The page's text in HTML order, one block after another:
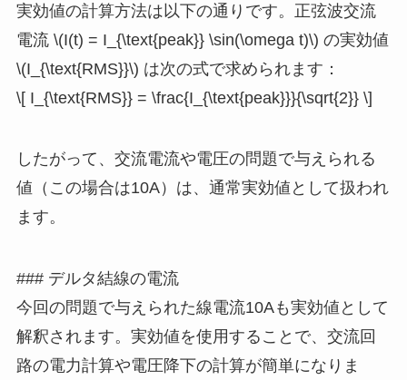
実効値の計算方法は以下の通りです。正弦波交流
電流 \(I(t) = I_{\text{peak}} \sin(\omega t)\) の実効値
\(I_{\text{RMS}}\) は次の式で求められます：
\[ I_{\text{RMS}} = \frac{I_{\text{peak}}}{\sqrt{2}} \]
したがって、交流電流や電圧の問題で与えられる
値（この場合は10A）は、通常実効値として扱われ
ます。
### デルタ結線の電流
今回の問題で与えられた線電流10Aも実効値として
解釈されます。実効値を使用することで、交流回
路の電力計算や電圧降下の計算が簡単になりま